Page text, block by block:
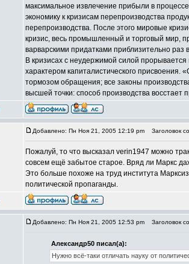
максимальное извлечение прибыли в
экономику к кризисам перепроизводства
перепроизводства. После этого мировые
кризис, весь промышленный и торговый мир,
варварскими придатками приблизительно раз
В кризисах с неудержимой силой
характером капиталистического
тормозом обращения; все законы
высшей точки: способ производства восстает
Добавлено: Пн Ноя 21, 2005 12:19 pm Заголовок
Пожалуй, то что высказал verin1947 можно
совсем ещё забытое старое. Вряд ли
Это больше похоже на труд института
политической пропаганды.
Добавлено: Пн Ноя 21, 2005 12:53 pm Заголовок
Александр50 писал(а):
Нужно всё-таки отличать науку от